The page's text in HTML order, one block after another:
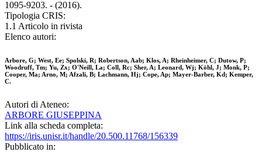
1095-9203. - (2016).
Tipologia CRIS:
1.1 Articolo in rivista
Elenco autori:
Arbore, G; West, Ee; Spolski, R; Robertson, Aab; Klos, A; Rheinheimer, C; Dutow, P;
Woodruff, Tm; Yu, Zx; O'Neill, La; Coll, Rc; Sher, A; Leonard, Wj; Köhl, J; Monk, P;
Cooper, Ma; Arno, M; Afzali, B; Lachmann, Hj; Cope, Ap; Mayer-Barber, Kd; Kemper,
C.
Autori di Ateneo:
ARBORE GIUSEPPINA
Link alla scheda completa:
https://iris.unisr.it/handle/20.500.11768/156339
Pubblicato in: